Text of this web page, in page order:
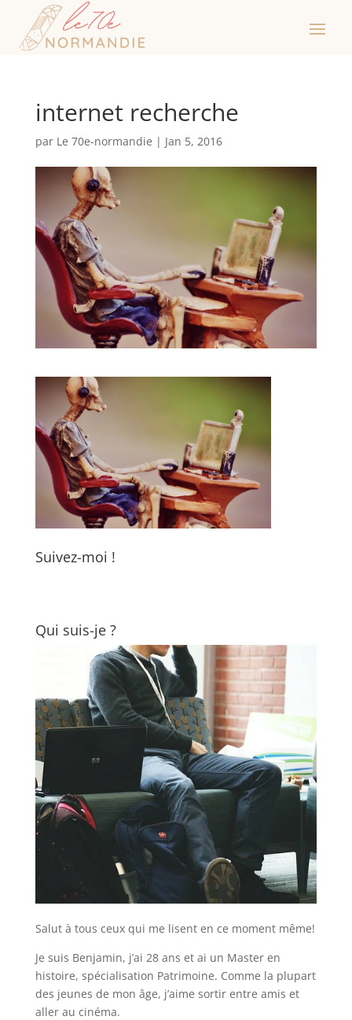
internet recherche
par Le 70e-normandie | Jan 5, 2016
Suivez-moi !
Qui suis-je ?
Salut à tous ceux qui me lisent en ce moment même!
Je suis Benjamin, j’ai 28 ans et ai un Master en
histoire, spécialisation Patrimoine. Comme la plupart
des jeunes de mon âge, j’aime sortir entre amis et
aller au cinéma.